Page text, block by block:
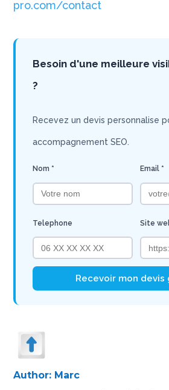
pro.com/contact
Besoin d'une meilleure
?
Recevez un devis personnalise
accompagnement SEO.
Nom * Email *
Telephone Site
Recevoir mon devis
Author: Marc